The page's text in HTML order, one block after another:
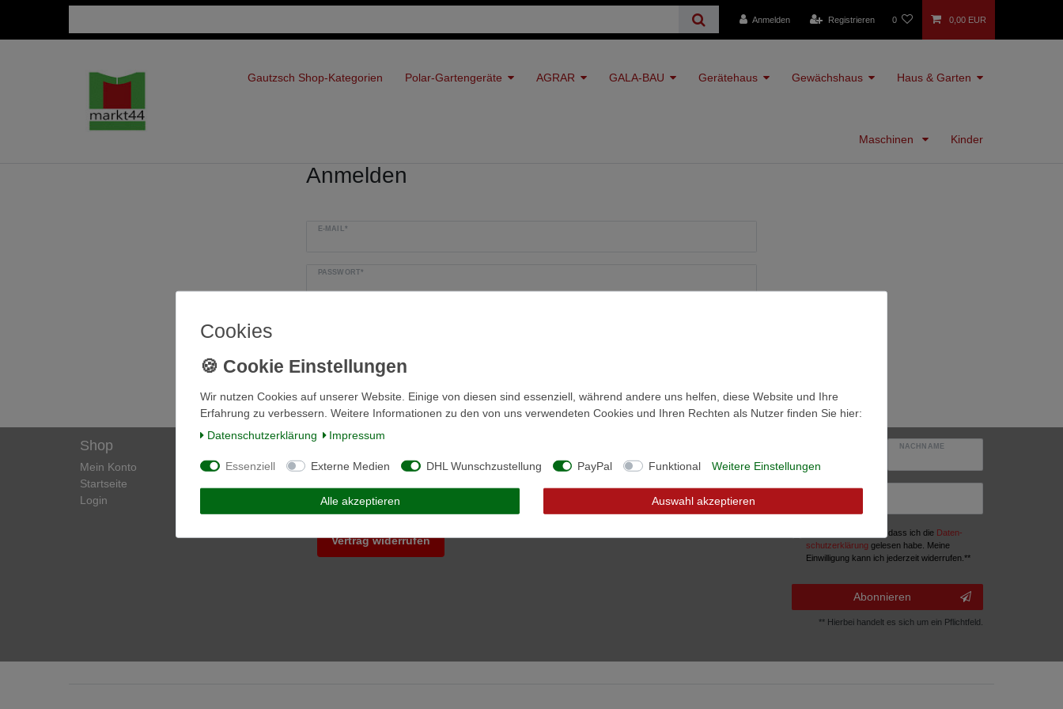
Anmelden Registrieren 0 0,00 EUR
Gautzsch Shop-Kategorien Polar-Gartengeräte AGRAR GALA-BAU Gerätehaus Gewächshaus Haus & Garten
Maschinen Kinder
Anmelden
E-MAIL*
PASSWORT*
Registrieren
Shop
Mein Konto
Startseite
Login
Informationen
Kontakt
Über Uns
Vertrag widerrufen
Facebook
NACHNAME
E-MAIL **
Hiermit bestätige ich, dass ich die Daten­
schutz­erklärung gelesen habe. Meine
Einwilligung kann ich jederzeit widerrufen.**
Abonnieren
** Hierbei handelt es sich um ein Pflichtfeld.
Cookies
Wir nutzen Cookies auf unserer Website. Einige von diesen sind essenziell, während andere uns helfen, diese Website und Ihre
Erfahrung zu verbessern. Weitere Informationen zu den von uns verwendeten Cookies und Ihren Rechten als Nutzer finden Sie hier:
Daten­schutz­erklärung
Impressum
Essenziell Externe Medien DHL Wunschzustellung PayPal Funktional Weitere Einstellungen
Alle akzeptieren Auswahl akzeptieren